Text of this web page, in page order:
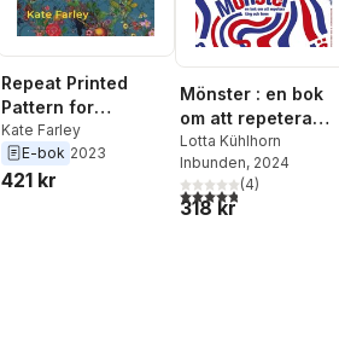
Repeat Printed
Pattern for
Interiors
Kate Farley
E-bok 2023
421 kr
Mönster : en bok
om att repetera
färg och form
Lotta Kühlhorn
Inbunden, 2024
4,8utav 5 stjärnor.
(4)
318 kr